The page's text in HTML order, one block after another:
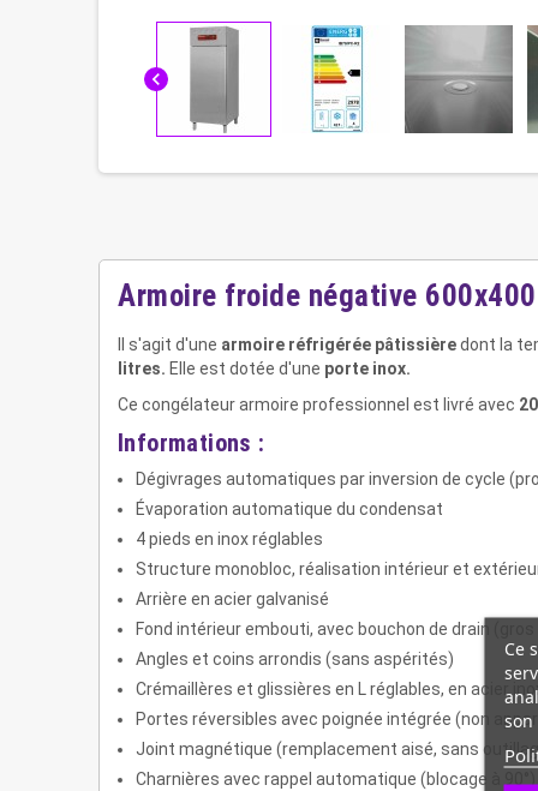
chevron_left
Armoire froide négative
Il s'agit d'une armoire réfrigérée pâtissièredont la
litres. Elle est dotée d'une porte inox.
Ce congélateur armoire professionnel est livré avec
Informations :
Dégivrages automatiques par inversion de cycle
Évaporation automatique du condensat
4 pieds en inox réglables
Structure monobloc, réalisation intérieur et
Arrière en acier galvanisé
Fond intérieur embouti, avec bouchon de drain
Angles et coins arrondis (sans aspérités)
Crémaillères et glissières en L réglables, en acier
Portes réversibles avec poignée intégrée (non
Joint magnétique (remplacement aisé, sans
Charnières avec rappel automatique (blocage à 90°)
Ce
son